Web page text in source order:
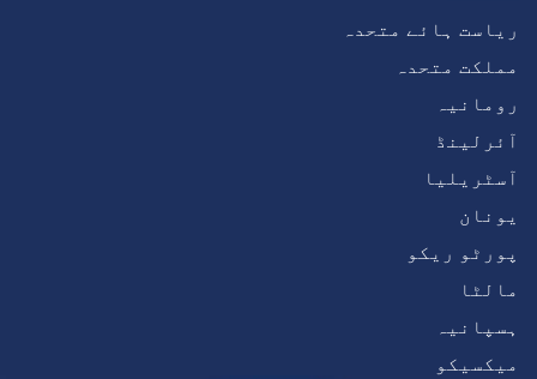
ریاست ہائے متحدہ
مملکت متحدہ
رومانیہ
آئرلینڈ
آسٹریلیا
یونان
پورٹو ریکو
مالٹا
ہسپانیہ
میکسیکو